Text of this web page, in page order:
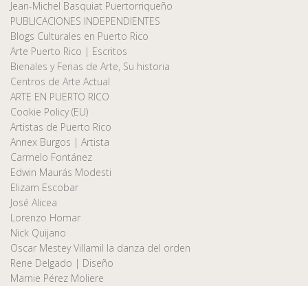
Jean-Michel Basquiat Puertorriqueño
PUBLICACIONES INDEPENDIENTES
Blogs Culturales en Puerto Rico
Arte Puerto Rico | Escritos
Bienales y Ferias de Arte, Su historia
Centros de Arte Actual
ARTE EN PUERTO RICO
Cookie Policy (EU)
Artistas de Puerto Rico
Annex Burgos | Artista
Carmelo Fontánez
Edwin Maurás Modesti
Elizam Escobar
José Alicea
Lorenzo Homar
Nick Quijano
Oscar Mestey Villamil la danza del orden
Rene Delgado | Diseño
Marnie Pérez Moliere